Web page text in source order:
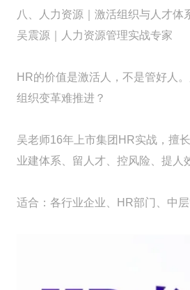
八、人力资源｜激活组织与人才体
吴震源｜人力资源管理实战专家
HR的价值是激活人，不是管好人
组织变革难推进？
吴老师16年上市集团HR实战，擅
业建体系、留人才、控风险、提人
适合：各行业企业、HR部门、中